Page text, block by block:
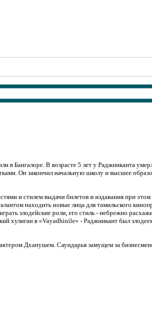
Бангалоре. В возрасте 5 лет у Раджниканта
Он закончил начальную школу и высшее
и стилем выдачи билетов и издавания при этом
находить новые лица для тамильского
злодейские роли, его стиль - небрежно
хулиган в «Vayadhinile» - Раджникант был
Дханушем. Саундарья замущем за